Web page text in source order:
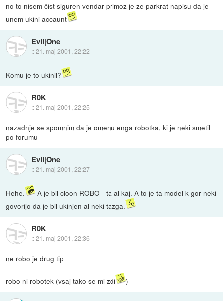
no to nisem čist siguren vendar primoz je ze parkrat napisu da je
unem ukini accaunt
Evil|One
::21. maj 2001, 22:22
Komu je to ukinil?
R0K
::21. maj 2001, 22:25
nazadnje se spomnim da je omenu enga robotka, ki je neki smetil
po forumu
Evil|One
::21. maj 2001, 22:27
Hehe.
A je bil cloon ROBO - ta al kaj. A to je ta model k gor neki
govorijo da je bil ukinjen al neki tazga.
R0K
::21. maj 2001, 22:36
ne robo je drug tip
robo ni robotek (vsaj tako se mi zdi )